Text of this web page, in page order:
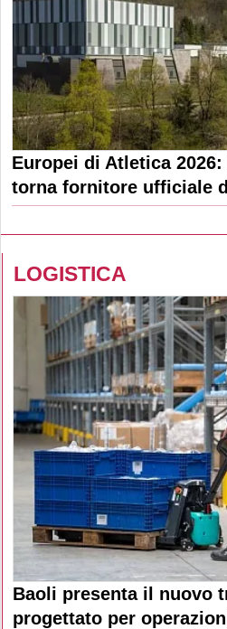
Europei di Atletica
torna fornitore ufficiale
LOGISTICA
Baoli presenta il nuovo
progettato per